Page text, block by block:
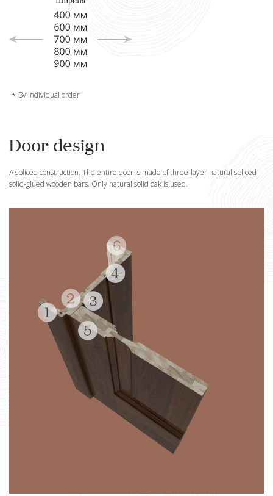
By individual order
Door design
A spliced construction. The entire door is made of three-layer natural spliced
solid-glued wooden bars. Only natural solid oak is used.